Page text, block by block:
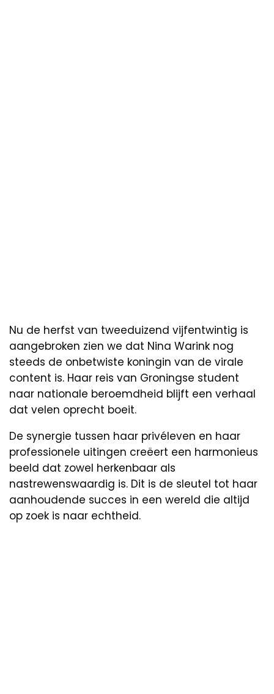
Nu de herfst van tweeduizend vijfentwintig is
aangebroken zien we dat Nina Warink nog
steeds de onbetwiste koningin van de virale
content is. Haar reis van Groningse student
naar nationale beroemdheid blijft een verhaal
dat velen oprecht boeit.
De synergie tussen haar privéleven en haar
professionele uitingen creëert een harmonieus
beeld dat zowel herkenbaar als
nastrewenswaardig is. Dit is de sleutel tot haar
aanhoudende succes in een wereld die altijd
op zoek is naar echtheid.